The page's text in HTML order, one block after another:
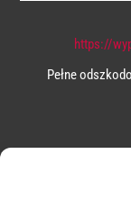
https://
Pełne